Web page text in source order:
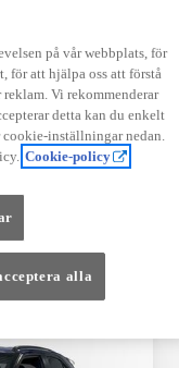
på vår webbplats, för
för att hjälpa oss att förstå
Vi rekommenderar
detta kan du enkelt
inställningar nedan.
Cookie-policy
alla